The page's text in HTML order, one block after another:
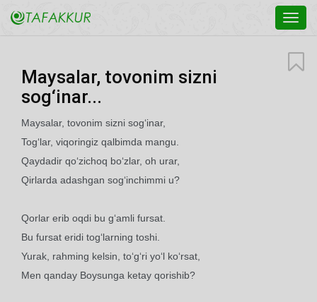
Maysalar, tovonim sizni
sog‘inar...
Maysalar, tovonim sizni sog‘inar,
Tog‘lar, viqoringiz qalbimda mangu.
Qaydadir qo‘zichoq bo‘zlar, oh urar,
Qirlarda adashgan sog‘inchimmi u?
Qorlar erib oqdi bu g‘amli fursat.
Bu fursat eridi tog‘larning toshi.
Yurak, rahming kelsin, to‘g‘ri yo‘l ko‘rsat,
Men qanday Boysunga ketay qorishib?